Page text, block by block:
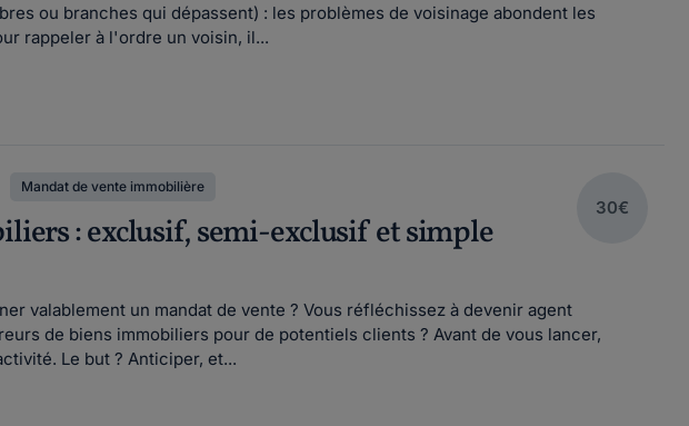
ou branches qui dépassent) : les problèmes de voisinage abondent les
rappeler à l'ordre un voisin, il...
Mandat de vente immobilière
: exclusif, semi-exclusif et simple
30€
valablement un mandat de vente ? Vous réfléchissez à devenir agent
de biens immobiliers pour de potentiels clients ? Avant de vous lancer,
Le but ? Anticiper, et...